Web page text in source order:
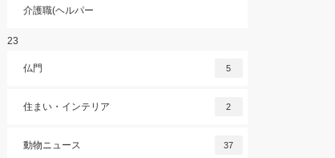
介護職(ヘルパー
23
仏門 5
住まい・インテリア 2
動物ニュース 37